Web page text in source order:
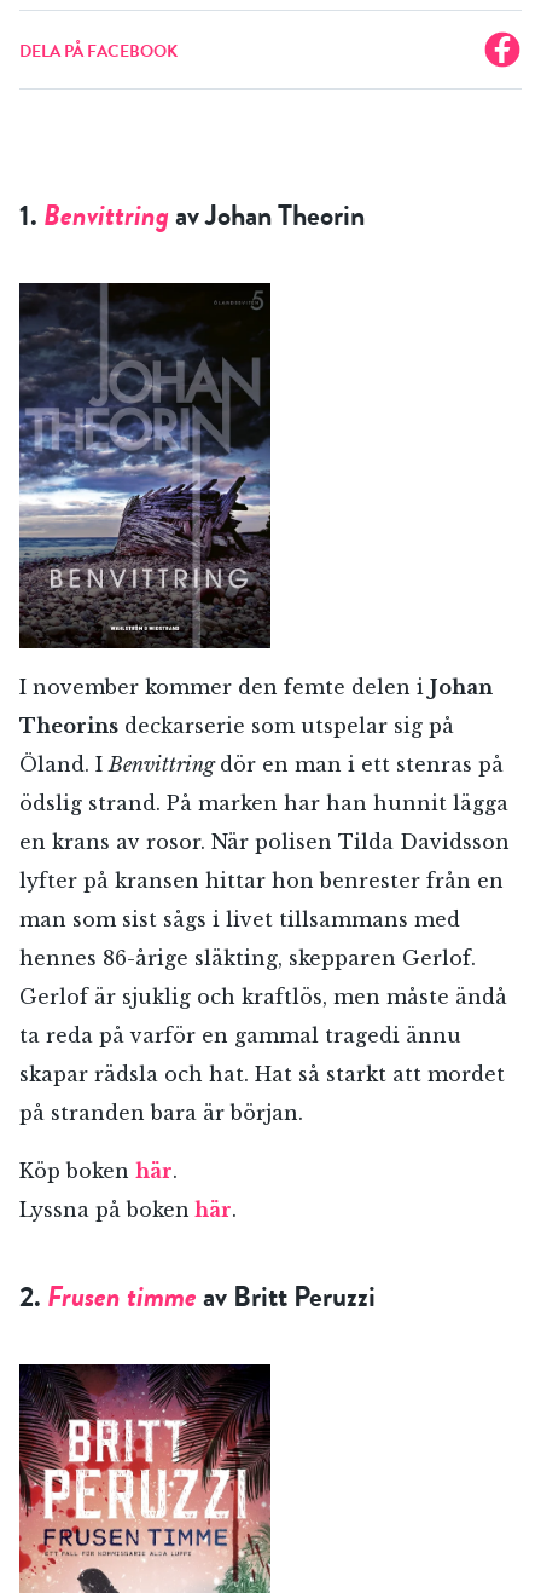
DELA PÅ FACEBOOK
1.Benvittringav Johan Theorin
I november kommer den femte delen i Johan
Theorins deckarserie som utspelar sig på
Öland. IBenvittring dör en man i ett stenras på
ödslig strand. På marken har han hunnit lägga
en krans av rosor. När polisen Tilda Davidsson
lyfter på kransen hittar hon benrester från en
man som sist sågs i livet tillsammans med
hennes 86-årige släkting, skepparen Gerlof.
Gerlof är sjuklig och kraftlös, men måste ändå
ta reda på varför en gammal tragedi ännu
skapar rädsla och hat. Hat så starkt att mordet
på stranden bara är början.
Köp boken här.
Lyssna på boken här.
2.Frusen timmeav Britt Peruzzi